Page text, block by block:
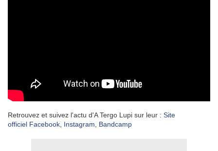
Retrouvez et suivez l'actu d'A Tergo Lupi sur leur : Site
officiel Facebook Instagram Bandcamp